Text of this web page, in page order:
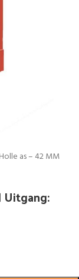
Holle as – 42 MM